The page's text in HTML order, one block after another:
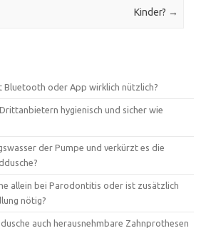
Kinder? →
Bluetooth oder App wirklich nützlich?
hygienisch und sicher wie
der Pumpe und verkürzt es die
allein bei Parodontitis oder ist zusätzlich
nötig?
auch herausnehmbare Zahnprothesen